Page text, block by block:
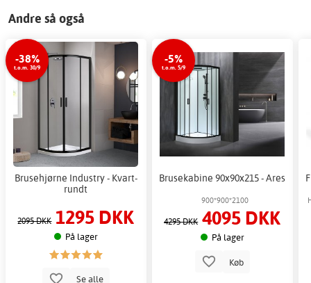
Andre så også
-38%
t.o.m. 30/9
Brusehjørne Industry - Kvart-
rundt
2095 DKK 1295 DKK
På lager
Se alle
-5%
t.o.m. 5/9
Brusekabine 90x90x215 - Ares
900*900*2100
4295 DKK 4095 DKK
På lager
Køb